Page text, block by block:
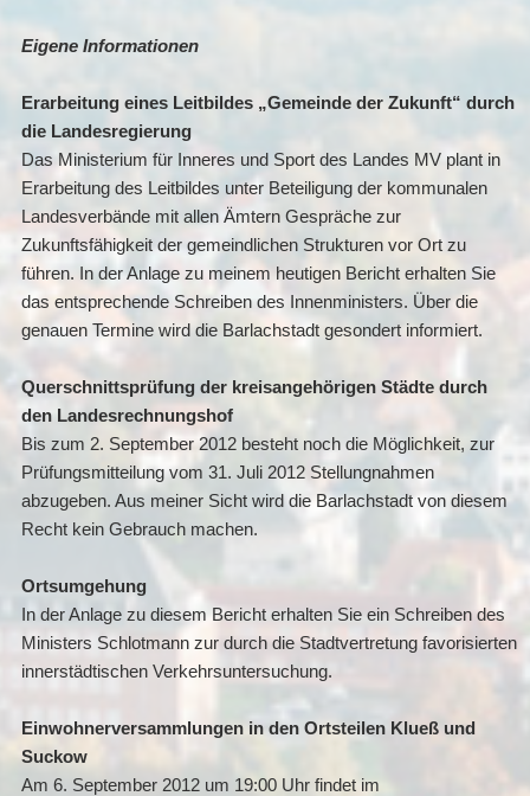
Eigene Informationen
Erarbeitung eines Leitbildes „Gemeinde der Zukunft“ durch
die Landesregierung
Das Ministerium für Inneres und Sport des Landes MV plant in
Erarbeitung des Leitbildes unter Beteiligung der kommunalen
Landesverbände mit allen Ämtern Gespräche zur
Zukunftsfähigkeit der gemeindlichen Strukturen vor Ort zu
führen. In der Anlage zu meinem heutigen Bericht erhalten Sie
das entsprechende Schreiben des Innenministers. Über die
genauen Termine wird die Barlachstadt gesondert informiert.
Querschnittsprüfung der kreisangehörigen Städte durch
den Landesrechnungshof
Bis zum 2. September 2012 besteht noch die Möglichkeit, zur
Prüfungsmitteilung vom 31. Juli 2012 Stellungnahmen
abzugeben. Aus meiner Sicht wird die Barlachstadt von diesem
Recht kein Gebrauch machen.
Ortsumgehung
In der Anlage zu diesem Bericht erhalten Sie ein Schreiben des
Ministers Schlotmann zur durch die Stadtvertretung favorisierten
innerstädtischen Verkehrsuntersuchung.
Einwohnerversammlungen in den Ortsteilen Klueß und
Suckow
Am 6. September 2012 um 19:00 Uhr findet im